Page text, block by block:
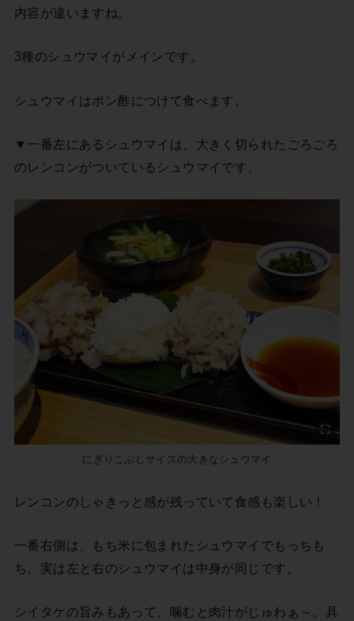
内容が違いますね。
3種のシュウマイがメインです。
シュウマイはポン酢につけて食べます。
▼一番左にあるシュウマイは、大きく切られたごろごろ
のレンコンがついているシュウマイです。
にぎりこぶしサイズの大きなシュウマイ
レンコンのしゃきっと感が残っていて食感も楽しい！
一番右側は、もち米に包まれたシュウマイでもっちも
ち。実は左と右のシュウマイは中身が同じです。
シイタケの旨みもあって、噛むと肉汁がじゅわぁ～。具